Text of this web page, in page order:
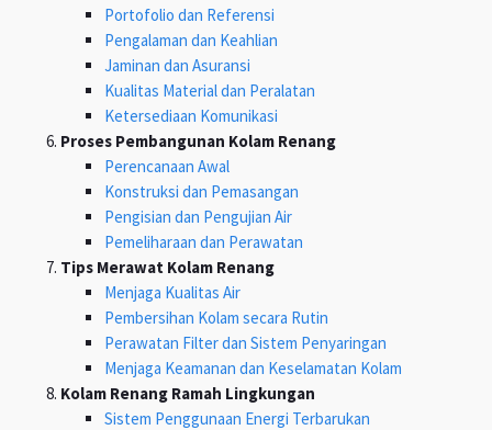
Portofolio dan Referensi
Pengalaman dan Keahlian
Jaminan dan Asuransi
Kualitas Material dan Peralatan
Ketersediaan Komunikasi
Proses Pembangunan Kolam Renang
Perencanaan Awal
Konstruksi dan Pemasangan
Pengisian dan Pengujian Air
Pemeliharaan dan Perawatan
Tips Merawat Kolam Renang
Menjaga Kualitas Air
Pembersihan Kolam secara Rutin
Perawatan Filter dan Sistem Penyaringan
Menjaga Keamanan dan Keselamatan Kolam
Kolam Renang Ramah Lingkungan
Sistem Penggunaan Energi Terbarukan